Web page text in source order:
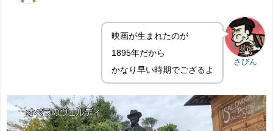
さびん
映画が生まれたのが
1895年だから
かなり早い時期でござるよ